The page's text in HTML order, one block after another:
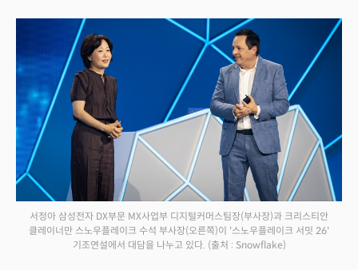
서정아 삼성전자 DX부문 MX사업부 디지털커머스팀장(부사장)과 크리스티안
클레이너만 스노우플레이크 수석 부사장(오른쪽)이 '스노우플레이크 서밋 26'
기조연설에서 대담을 나누고 있다. (출처 : Snowflake)